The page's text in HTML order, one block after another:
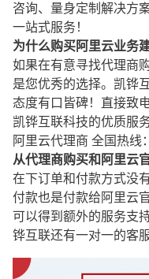
咨询、量身定制解决方
一站式服务！
为什么购买阿里云业务
如果在有意寻找代理商
是您优秀的选择。凯铧
态度有口皆碑！直接致
凯铧互联科技的优质服务
阿里云代理商 全国热
从代理商购买和阿里云
在下订单和付款方式没
付款也是付款给阿里云
可以得到额外的服务支
铧互联还有一对一的客